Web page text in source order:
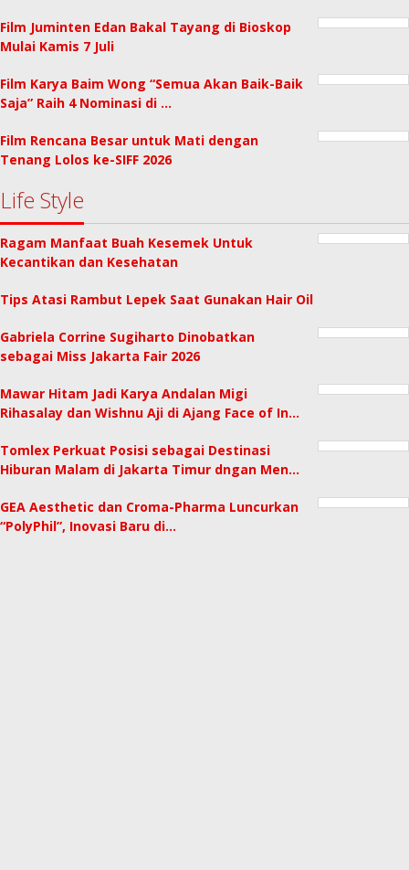
Film Juminten Edan Bakal Tayang di Bioskop
Mulai Kamis 7 Juli
Film Karya Baim Wong “Semua Akan Baik-Baik
Saja” Raih 4 Nominasi di …
Film Rencana Besar untuk Mati dengan
Tenang Lolos ke-SIFF 2026
Life Style
Ragam Manfaat Buah Kesemek Untuk
Kecantikan dan Kesehatan
Tips Atasi Rambut Lepek Saat Gunakan Hair Oil
Gabriela Corrine Sugiharto Dinobatkan
sebagai Miss Jakarta Fair 2026
Mawar Hitam Jadi Karya Andalan Migi
Rihasalay dan Wishnu Aji di Ajang Face of In…
Tomlex Perkuat Posisi sebagai Destinasi
Hiburan Malam di Jakarta Timur dngan Men…
GEA Aesthetic dan Croma-Pharma Luncurkan
“PolyPhil”, Inovasi Baru di…